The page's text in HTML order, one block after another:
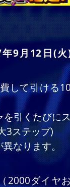
9月12日(火
して引ける
を引くたびに
3ステップ)
なります。
2000ダイヤ